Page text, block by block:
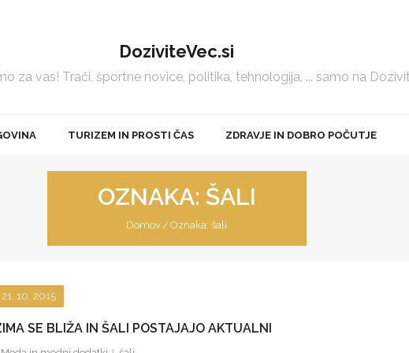
DoziviteVec.si
za vas! Trači, športne novice, politika, tehnologija, ... samo na
TURIZEM IN PROSTI ČAS ZDRAVJE IN DOBRO POČUTJE
OZNAKA: ŠALI
Domov /Oznaka: šali
SE BLIŽA IN ŠALI POSTAJAJO AKTUALNI
21. 10. 2015